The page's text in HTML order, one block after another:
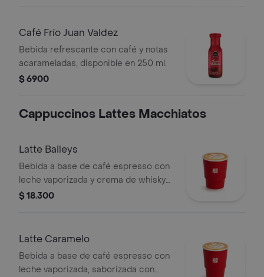
Café Frío Juan Valdez
Bebida refrescante con café y notas
acarameladas, disponible en 250 ml.
$ 6900
Cappuccinos Lattes Macchiatos
Latte Baileys
Bebida a base de café espresso con
leche vaporizada y crema de whisky
(Baileys). Este producto contiene
$ 18.300
Latte Caramelo
Bebida a base de café espresso con
leche vaporizada, saborizada con